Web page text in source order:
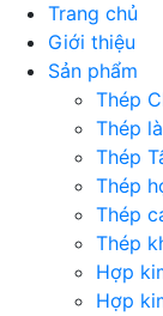
Trang chủ
Giới thiệu
Sản phẩm
Thép
Thép
Thép
Thép
Thép
Thép
Hợp
Hợp